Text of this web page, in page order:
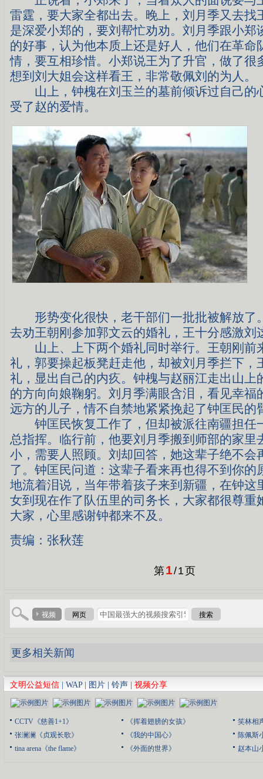
雷霆，要大家全都出去。晚上，刘月季又去找
是深爱小郑的，要刘帮忙劝劝。刘月季跟小郑
的好事，认为他本质上还是好人，他们在革命
情，要互相珍惜。小郑说王为了升官，做了很
想到刘大姐会这样看王，非常敬佩刘的为人。
山上，钟槐在刘玉兰的墓前倾诉过自己的
受了赵的爱情。
形势变化很快，老干部们一批批被解放了
去劝王朝刚参加郭文云的婚礼，王十分感激刘
山上、上下两个婚礼同时举行。王朝刚前
礼，郭要操起板凳赶走他，却被刘月季拦下，
礼，显出自己的内疚。钟槐与赵丽江走出山上
的方向向娘鞠躬。刘月季满眼含泪，看见幸福
远方的儿子，情不自禁地紧紧挽起了钟匡民的
钟匡民恢复工作了，但却被派往南疆担任
总指挥。临行前，他要刘月季搬到师部的家里
小，需要人照顾。刘却回答，她这辈子绝不会
了。钟匡民问道：这辈子看来再也得不到你的
地流着泪说，当年带着孩子来到新疆，在钟这
女到现在作了队伍里的司务长，大家都很尊重
大家，心里感谢钟都来不及。
责编：张秋莲
第1/1页
视频 网页 搜索
更多相关新闻
文明公益短信 WAP| 图片 铃声 视频分享
CCTV《慈善1+1》
张澜澜《贞观长歌》
tina arena《the flame》
《挥着翅膀的女孩》
《我的中国心》
《外面的世界》
笑林相
陈佩斯
赵本山